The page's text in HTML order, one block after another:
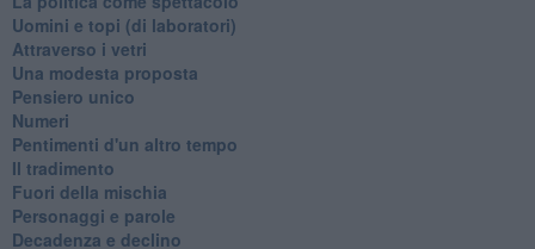
Uomini e topi (di laboratori)
Attraverso i vetri
Una modesta proposta
Pensiero unico
Numeri
Pentimenti d'un altro tempo
Il tradimento
Fuori della mischia
Personaggi e parole
Decadenza e declino